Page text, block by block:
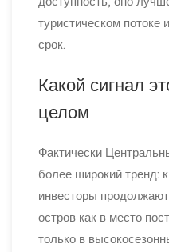
туристическом потоке
срок.
Какой сигнал
целом
Фактически
более широкий тренд:
инвесторы
остров как в место
только в